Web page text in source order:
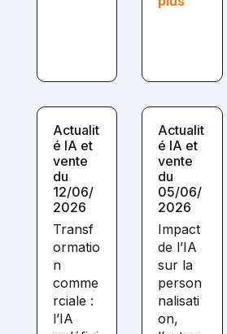
Actualit
é IA et
vente
du
12/06/
2026
Transf
ormatio
n
comme
rciale :
l’IA
Actualit
é IA et
vente
du
05/06/
2026
Impact
de l’IA
sur la
person
nalisati
on,